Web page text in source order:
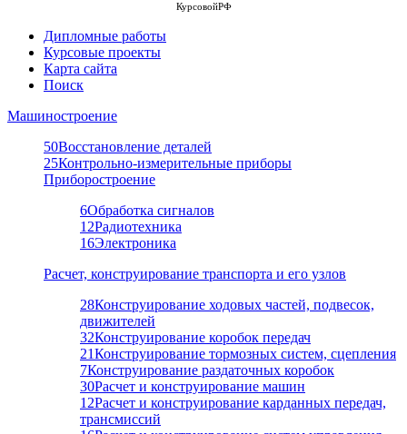
КурсовойРФ
Дипломные работы
Курсовые проекты
Карта сайта
Поиск
Машиностроение
50Восстановление деталей
25Контрольно-измерительные приборы
Приборостроение
6Обработка сигналов
12Радиотехника
16Электроника
Расчет, конструирование транспорта и его узлов
28Конструирование ходовых частей, подвесок,
движителей
32Конструирование коробок передач
21Конструирование тормозных систем, сцепления
7Конструирование раздаточных коробок
30Расчет и конструирование машин
12Расчет и конструирование карданных передач,
трансмиссий